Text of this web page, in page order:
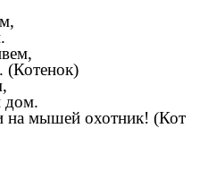
дом.
на мышей охотник! (Кот